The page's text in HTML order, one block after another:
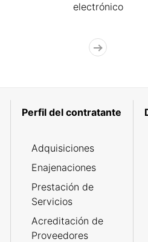
electrónico
Perfil del contratante
Adquisiciones
Enajenaciones
Prestación de
Servicios
Acreditación de
Proveedores